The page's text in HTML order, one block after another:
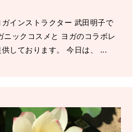
インストラクター 武田明子で
ニックコスメと ヨガのコラボレ
しております。 今日は、 ...